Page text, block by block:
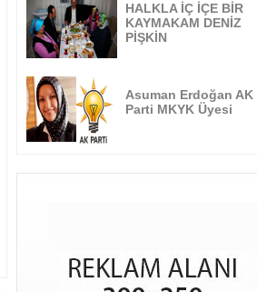
HALKLA İÇ İÇE BİR
KAYMAKAM DENİZ
PİŞKİN
Asuman Erdoğan AK
Parti MKYK Üyesi